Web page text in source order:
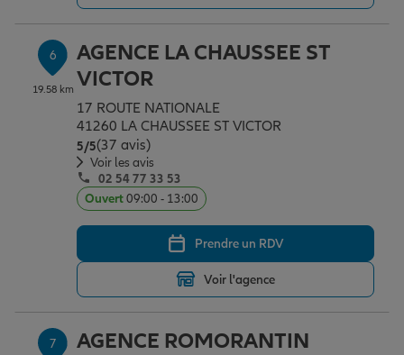
6
19.58 km
AGENCE LA CHAUSSEE ST
VICTOR
17 ROUTE NATIONALE
41260 LA CHAUSSEE ST VICTOR
5/5Note de 5 sur 5
(37 avis)
Voir les avis
02 54 77 33 53
Ouvert09:00 - 13:00
Prendre un RDV
Voir l'agence
7 AGENCE ROMORANTIN